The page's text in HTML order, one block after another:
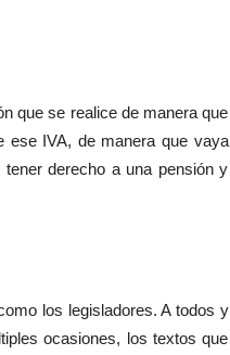
que se realice de manera que
ese IVA, de manera que vaya
derecho a una pensión y
los legisladores. A todos y
ocasiones, los textos que